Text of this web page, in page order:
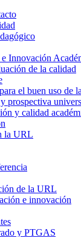
Innovación
de la calidad
el buen uso de
prospectiva
y calidad
la URL
de la URL
e innovación
y PTGAS